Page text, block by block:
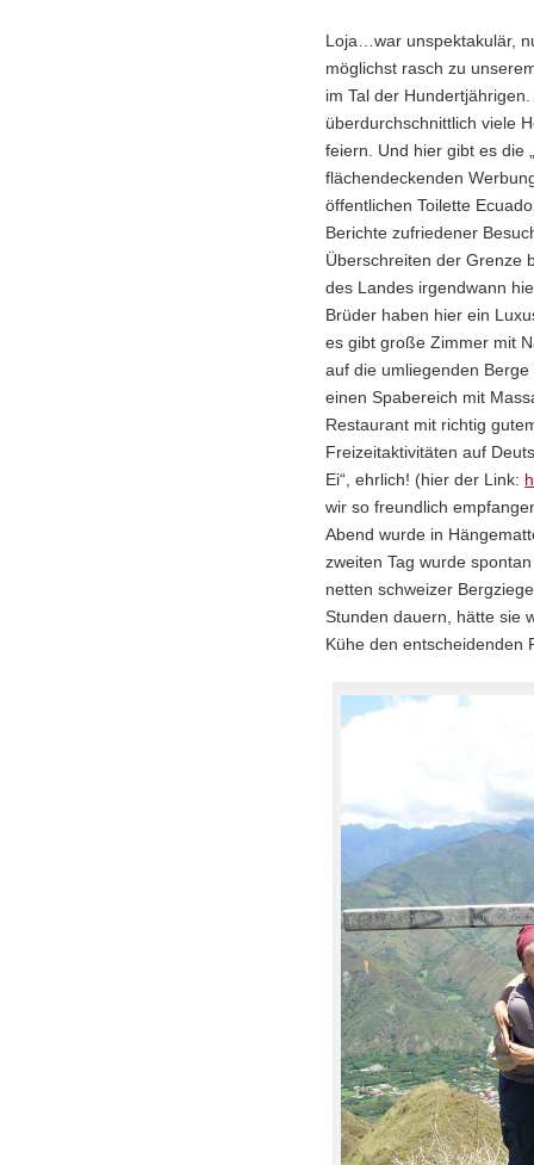
Loja…war unspektakulär,
möglichst rasch zu
im Tal der
überdurchschnittlich viele
feiern. Und hier gibt es die
flächendeckenden
öffentlichen Toilette
Berichte zufriedener
Überschreiten der Grenze
des Landes irgendwann
Brüder haben hier ein
es gibt große Zimmer mit
auf die umliegenden
einen Spabereich mit
Restaurant mit richtig
Freizeitaktivitäten auf
Ei“, ehrlich! (hier der Link:
wir so freundlich
Abend wurde in
zweiten Tag wurde
netten schweizer
Stunden dauern, hätte sie
Kühe den entscheidenden